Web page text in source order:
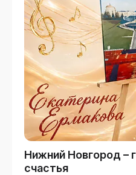
Нижний Новгород –
счастья